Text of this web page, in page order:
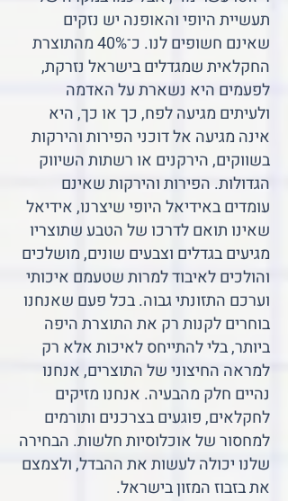
תעשיית היופי והאופנה יש נזקים
שאינם חשופים לנו. כ־40% מהתוצרת
החקלאית שמגדלים בישראל נזרקת,
לפעמים היא נשארת על האדמה
ולעיתים מגיעה לפח, כך או כך, היא
אינה מגיעה אל דוכני הפירות והירקות
בשווקים, הירקנים או רשתות השיווק
הגדולות. הפירות והירקות שאינם
עומדים באידיאל היופי שיצרנו, אידיאל
שאינו תואם לדרכו של הטבע שתוצריו
מגיעים בגדלים וצבעים שונים, מושלכים
והולכים לאיבוד למרות שטעמם איכותי
וערכם התזונתי גבוה. בכל פעם שאנחנו
בוחרים לקנות רק את התוצרת היפה
ביותר, בלי להתייחס לאיכות אלא רק
למראה החיצוני של התוצרים, אנחנו
נהיים חלק מהבעיה. אנחנו מזיקים
לחקלאים, פוגעים בצרכנים ותורמים
למחסור של אוכלוסיות חלשות. הבחירה
שלנו יכולה לעשות את ההבדל, ולצמצם
את בזבוז המזון בישראל.